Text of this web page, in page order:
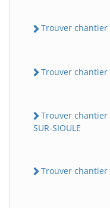
Trouver chantier
Trouver chantier
Trouver chantier
SUR-SIOULE
Trouver chantier